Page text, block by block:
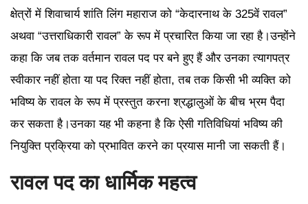
क्षेत्रों में शिवाचार्य शांति लिंग महाराज को “केदारनाथ के 325वें रावल”
अथवा “उत्तराधिकारी रावल” के रूप में प्रचारित किया जा रहा है।उन्होंने
कहा कि जब तक वर्तमान रावल पद पर बने हुए हैं और उनका त्यागपत्र
स्वीकार नहीं होता या पद रिक्त नहीं होता, तब तक किसी भी व्यक्ति को
भविष्य के रावल के रूप में प्रस्तुत करना श्रद्धालुओं के बीच भ्रम पैदा
कर सकता है।उनका यह भी कहना है कि ऐसी गतिविधियां भविष्य की
नियुक्ति प्रक्रिया को प्रभावित करने का प्रयास मानी जा सकती हैं।
रावल पद का धार्मिक महत्व